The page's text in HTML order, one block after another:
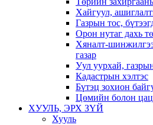
Хайгуул,
Газрын тос,
Орон нутаг дахь
Хяналт-
газар
Уул уурхай,
Кадастрын хэлтэс
Бүтэц зохион
Цөмийн болон
ХУУЛЬ, ЭРХ ЗҮЙ
Хууль